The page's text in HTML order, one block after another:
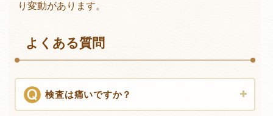
り変動があります。
よくある質問
検査は痛いですか？